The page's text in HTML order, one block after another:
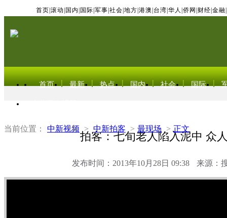
首页 滚动 国内 国际 军事 社会 地方 港澳 台湾 华人 侨网 财经 金融
首页 最新 热点 国内 社会 国际
当前位置： 中新视频 > 中新拍客 > 最现场 > 正文
拍客：七旬老人陷入泥中 众
发布时间：2013年10月28日 09:38 来源：